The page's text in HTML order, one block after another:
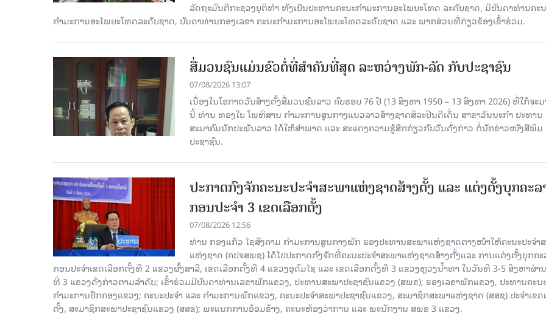
ລັດຖະມົນຕີກະຊວງຍຸຕິທຳ ທັງເປັນປະທານຄະນະກຳມະການອະໄພຍະໂທດ ລະດັບຊາດ, ມີບັນດາທ່ານຄະ
ກໍາມະການອະໄພຍະໂທດລະດັບຊາດ, ບັນດາທ່ານກອງເລຂາ ຄະນະກຳມະການອະໄພຍະໂທດລະດັບຊາດ ແລະ ພາກສ່ວນທີ່ກ່ຽວຂ້ອງເຂົ້າຮ່ວມ.
ສື່ມວນຊົນແມ່ນຂົວຕໍ່ທີ່ສໍາຄັນທີ່ສຸດ ລະຫວ່າງພັກ-ລັດ ກັບປະຊາຊົນ
07/08/2026 13:07
ເນື່ອງໃນໂອກາດວັນສ້າງຕັ້ງສື່ມວນຊົນລາວ ຄົບຮອບ 76 ປີ (13 ສິງຫາ 1950 – 13 ສິງຫາ 2026) ທີ່ໃກ້ຈະມ
ນີ້ ທ່ານ ທອງໃບ ໂພທິສານ ກໍາມະການສູນກາງແນວລາວສ້າງຊາດສິລະປິນດີເດັ່ນ ສາຂາວັນນະກໍາ ປະທານ
ສະມາຄົມນັກປະພັນລາວ ໄດ້ໃຫ້ສໍາພາດ ແລະ ສະແດງຄວາມຮູ້ສຶກກ່ຽວກັບວັນດັ່ງກ່າວ ຕໍ່ນັກຂ່າວໜັງສືພິມ
ປະຊາຊົນ.
ປະກາດກົງຈັກຄະນະປະຈໍາສະພາແຫ່ງຊາດສ້າງຕັ້ງ ແລະ ແຕ່ງຕັ້ງບຸກຄະລ
ກອນປະຈໍາ 3 ເຂດເລືອກຕັ້ງ
07/08/2026 12:56
ທ່ານ ກອງແກ້ວ ໄຊສົງຄາມ ກຳມະການສູນກາງພັກ ຮອງປະທານສະພາແຫ່ງຊາດຕາງໜ້າໃຫ້ຄະນະປະຈໍາ
ແຫ່ງຊາດ (ຄປຈສພຊ) ໄດ້ໄປປະກາດກົງຈັກທີ່ຄະນະປະຈໍາສະພາແຫ່ງຊາດສ້າງຕັ້ງແລະ ການແຕ່ງຕັ້ງບຸກຄະ
ກອນປະຈໍາເຂດເລືອກຕັ້ງທີ 2 ແຂວງຜົ້ງສາລີ, ເຂດເລືອກຕັ້ງທີ 4 ແຂວງອຸດົມໄຊ ແລະ ເຂດເລືອກຕັ້ງທີ 3 ແຂວງຫຼວງນ້ຳທາ ໃນວັນທີ 3-5 ສິງຫາຜ່າ
ທີ່ 3 ແຂວງດັ່ງກ່າວຕາມລຳດັບ; ເຂົ້າຮ່ວມມີບັນດາທ່ານເລຂາພັກແຂວງ, ປະທານສະພາປະຊາຊົນແຂວງ (ສພຂ); ຮອງເລຂາພັກແຂວງ, ປະທານຄະນ
ກໍາມະການປົກຄອງແຂວງ; ຄະນະປະຈໍາ ແລະ ກໍາມະການພັກແຂວງ, ຄະນະປະຈໍາສະພາປະຊາຊົນແຂວງ, ສະມາຊິກສະພາແຫ່ງຊາດ (ສສຊ) ປະຈໍາເຂດ
ຕັ້ງ, ສະມາຊິກສະພາປະຊາຊົນແຂວງ (ສສຂ); ພະແນກການອ້ອມຂ້າງ, ຄະນະຫ້ອງວ່າການ ແລະ ພະນັກງານ ສພຂ 3 ແຂວງ.